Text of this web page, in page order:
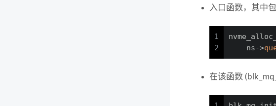
入口函数，其中
1
2
    ns->
在该函数